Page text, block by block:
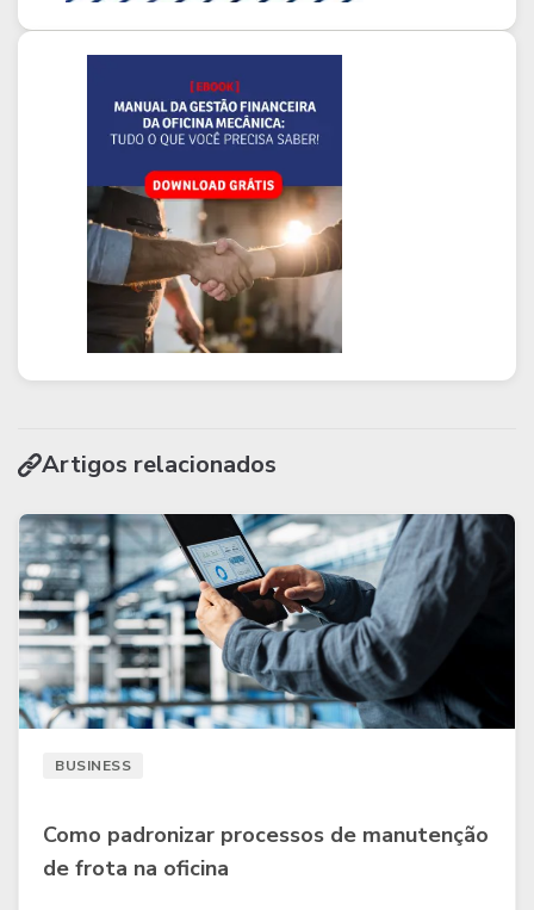
Artigos relacionados
BUSINESS
Como padronizar processos de manutenção
de frota na oficina